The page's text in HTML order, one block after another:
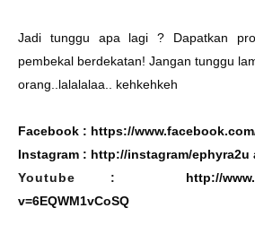
Jadi tunggu apa lagi ? Dapatkan
pembekal berdekatan! Jangan tunggu
orang..lalalalaa.. kehkehkeh
Facebook : https://
Instagram : http://instagram/ephyra2u
Youtube :
http://
v=6EQWM1vCoSQ